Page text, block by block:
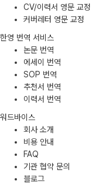
CV/이력서 영문 교정
커버레터 영문 교정
한영 번역 서비스
논문 번역
에세이 번역
SOP 번역
추천서 번역
이력서 번역
워드바이스
회사 소개
비용 안내
FAQ
기관 협약 문의
블로그